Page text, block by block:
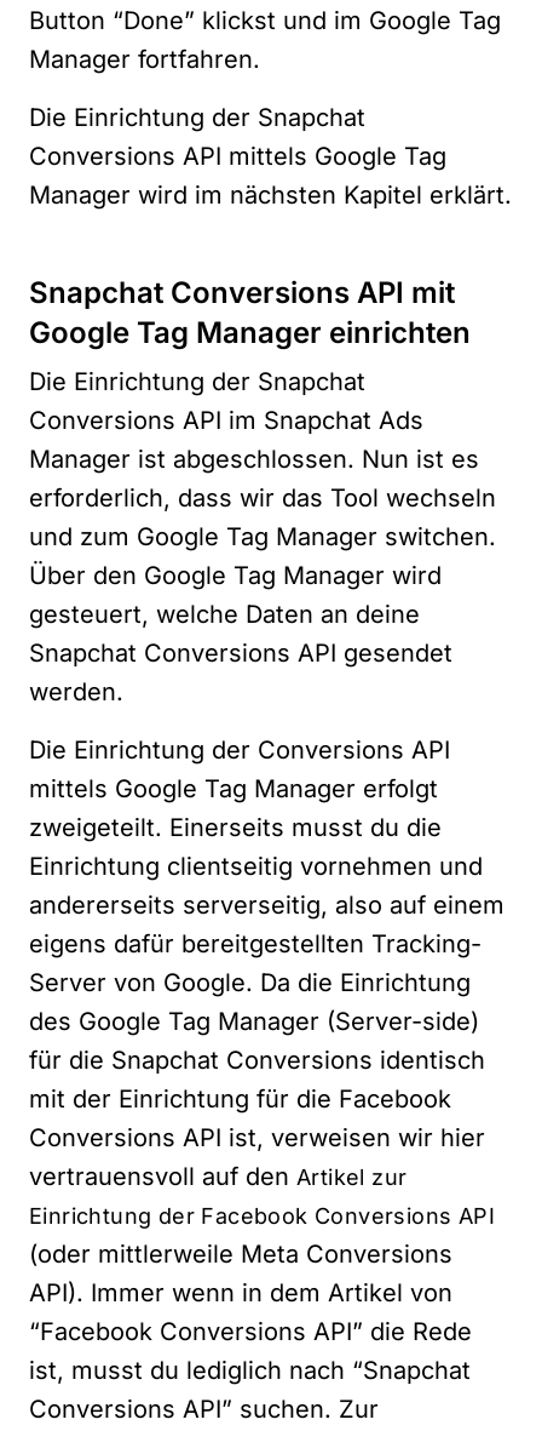
Button “Done” klickst und im Google Tag
Manager fortfahren.
Die Einrichtung der Snapchat
Conversions API mittels Google Tag
Manager wird im nächsten Kapitel erklärt.
Snapchat Conversions API mit
Google Tag Manager einrichten
Die Einrichtung der Snapchat
Conversions API im Snapchat Ads
Manager ist abgeschlossen. Nun ist es
erforderlich, dass wir das Tool wechseln
und zum Google Tag Manager switchen.
Über den Google Tag Manager wird
gesteuert, welche Daten an deine
Snapchat Conversions API gesendet
werden.
Die Einrichtung der Conversions API
mittels Google Tag Manager erfolgt
zweigeteilt. Einerseits musst du die
Einrichtung clientseitig vornehmen und
andererseits serverseitig, also auf einem
eigens dafür bereitgestellten Tracking-
Server von Google. Da die Einrichtung
des Google Tag Manager (Server-side)
für die Snapchat Conversions identisch
mit der Einrichtung für die Facebook
Conversions API ist, verweisen wir hier
vertrauensvoll auf den Artikel zur
Einrichtung der Facebook Conversions API
(oder mittlerweile Meta Conversions
API). Immer wenn in dem Artikel von
“Facebook Conversions API” die Rede
ist, musst du lediglich nach “Snapchat
Conversions API” suchen. Zur